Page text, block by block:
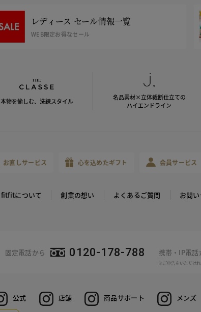
レディース セール情報一覧
WEB限定お得なセール
本物を愉しむ、洗練スタイル
名品素材×立体裁断仕立ての
ハイエンドライン
お直しサービス 心を込めたギフト 会員サービス
fitfitについて 創業の想い よくあるご質問 お問
固定電話から 0120-178-788 携帯・IP電話
※ご申告をいただけ
公式 店舗 商品サポート メンズ